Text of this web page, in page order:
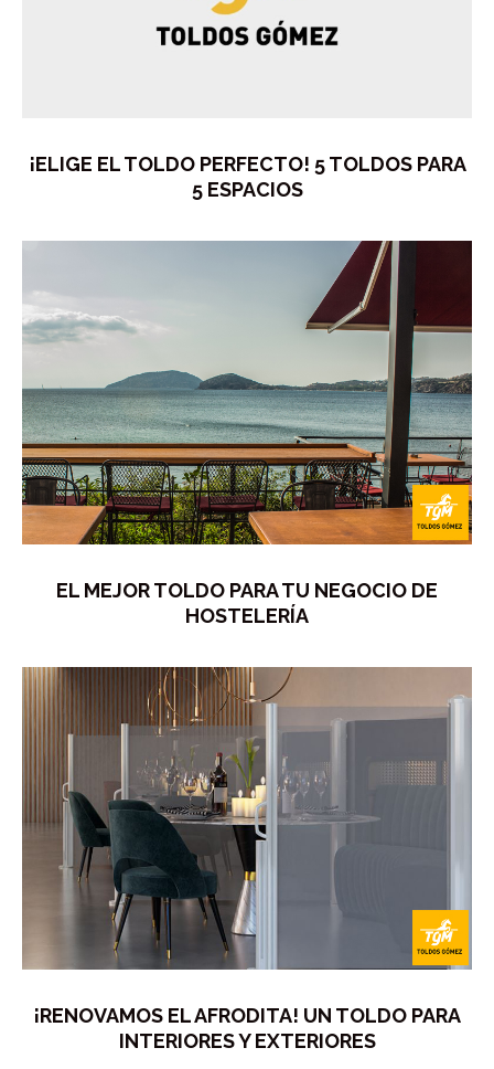
¡ELIGE EL TOLDO PERFECTO! 5 TOLDOS PARA
5 ESPACIOS
EL MEJOR TOLDO PARA TU NEGOCIO DE
HOSTELERÍA
¡RENOVAMOS EL AFRODITA! UN TOLDO PARA
INTERIORES Y EXTERIORES